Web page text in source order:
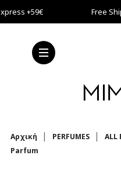
Μετάβαση στο κύριο
+59€ Free
Αρχική PERFUMES ALL
Parfum